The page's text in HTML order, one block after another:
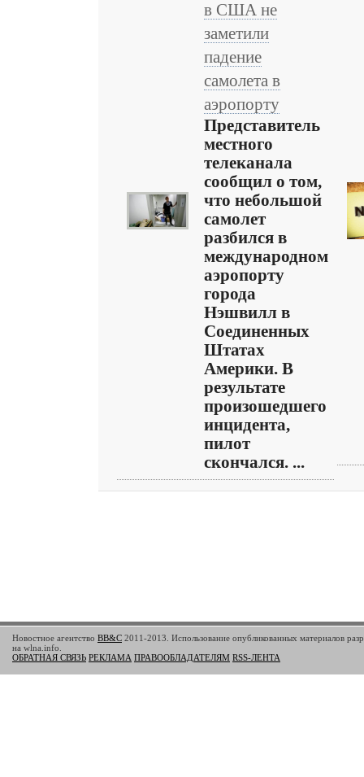
в США не
заметили
падение
самолета в
аэропорту
Представитель
местного
телеканала
сообщил о том,
что небольшой
самолет
разбился в
международном
аэропорту
города
Нэшвилл в
Соединенных
Штатах
Америки. В
результате
произошедшего
инцидента,
пилот
скончался. ...
Новостное агентство BB&C 2011-2013. Использование опубликованных материалов
на wlna.info.
ОБРАТНАЯ СВЯЗЬ РЕКЛАМА ПРАВООБЛАДАТЕЛЯМ RSS-ЛЕНТА